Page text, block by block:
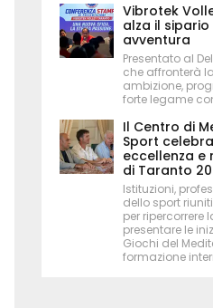
Vibrotek
alza il
avventura
Presentato al
che affronterà
ambizione,
forte legame
Il Centro di
Sport
eccellenza e
di Taranto
Istituzioni,
dello sport
per ripercorrere
presentare le
Giochi del
formazione